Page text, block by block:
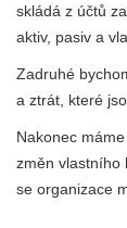
skládá z účtů
aktiv, pasiv a
Zadruhé
a ztrát, které
Nakonec
změn vlastního
se organizace